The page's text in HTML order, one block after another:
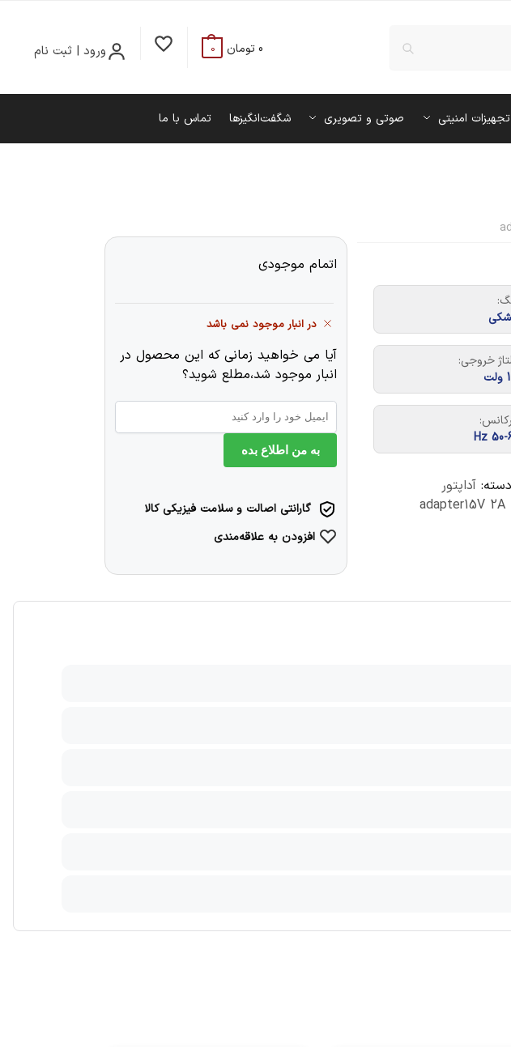
ورود | ثبت نام 0 تومان 0
امنیتی صوتی و تصویری شگفت‌انگیزها تماس با ما
خروجی:
50-
دسته:آداپتور
adapter15V 2A
اتمام موجودی
در انبار موجود نمی باشد
آیا می خواهید زمانی که این محصول در
انبار موجود شد،مطلع شوید؟
به من اطلاع بده
گارانتی اصالت و سلامت فیزیکی کالا
افزودن به علاقه‌مندی